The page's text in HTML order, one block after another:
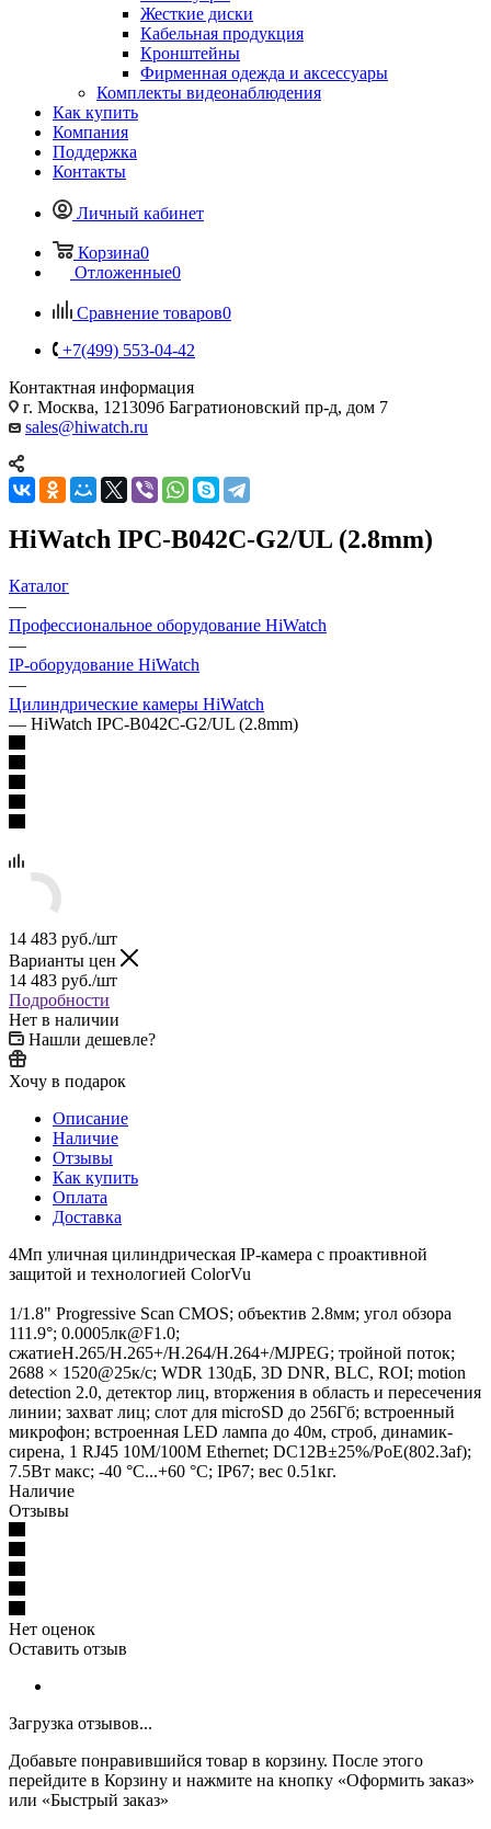
Жесткие диски
Кабельная продукция
Кронштейны
Фирменная одежда и аксессуары
Комплекты видеонаблюдения
Как купить
Компания
Поддержка
Контакты
Личный кабинет
Корзина0
Отложенные0
Сравнение товаров0
+7(499) 553-04-42
Контактная информация
г. Москва, 121309б Багратионовский пр-д, дом 7
sales@hiwatch.ru
HiWatch IPC-B042C-G2/UL (2.8mm)
Каталог
—
Профессиональное оборудование HiWatch
—
IP-оборудование HiWatch
—
Цилиндрические камеры HiWatch
— HiWatch IPC-B042C-G2/UL (2.8mm)
14 483 руб./шт
Варианты цен
14 483 руб./шт
Подробности
Нет в наличии
Нашли дешевле?
Хочу в подарок
Описание
Наличие
Отзывы
Как купить
Оплата
Доставка
4Мп уличная цилиндрическая IP-камера с проактивной
защитой и технологией ColorVu
1/1.8" Progressive Scan CMOS; объектив 2.8мм; угол обзора
111.9°; 0.0005лк@F1.0;
сжатиеH.265/H.265+/H.264/H.264+/MJPEG; тройной поток;
2688 × 1520@25к/с; WDR 130дБ, 3D DNR, BLC, ROI; motion
detection 2.0, детектор лиц, вторжения в область и пересечения
линии; захват лиц; слот для microSD до 256Гб; встроенный
микрофон; встроенная LED лампа до 40м, строб, динамик-
сирена, 1 RJ45 10M/100M Ethernet; DC12В±25%/PoE(802.3af);
7.5Вт макс; -40 °C...+60 °C; IP67; вес 0.51кг.
Наличие
Отзывы
Нет оценок
Оставить отзыв
Загрузка отзывов...
Добавьте понравившийся товар в корзину. После этого
перейдите в Корзину и нажмите на кнопку «Оформить заказ»
или «Быстрый заказ»